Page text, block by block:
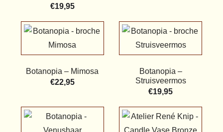
€19,95
Botanopia – Mimosa
€22,95
Botanopia –
Struisveermos
€19,95